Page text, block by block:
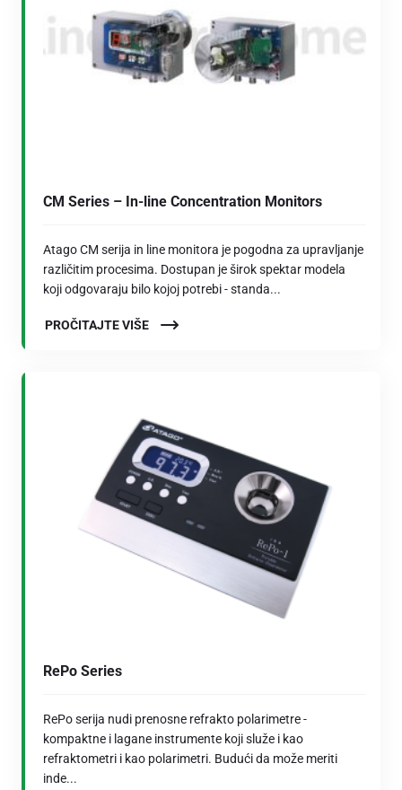
CM Series – In-line Concentration Monitors
Atago CM serija in line monitora je pogodna za upravljanje
različitim procesima. Dostupan je širok spektar modela
koji odgovaraju bilo kojoj potrebi - standa...
PROČITAJTE VIŠE
RePo Series
RePo serija nudi prenosne refrakto polarimetre -
kompaktne i lagane instrumente koji služe i kao
refraktometri i kao polarimetri. Budući da može meriti
inde...